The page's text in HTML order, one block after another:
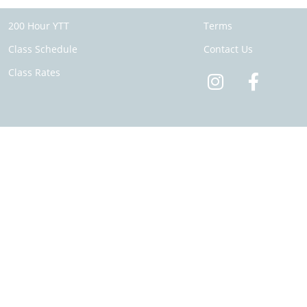
200 Hour YTT
Class Schedule
Class Rates
Terms
Contact Us